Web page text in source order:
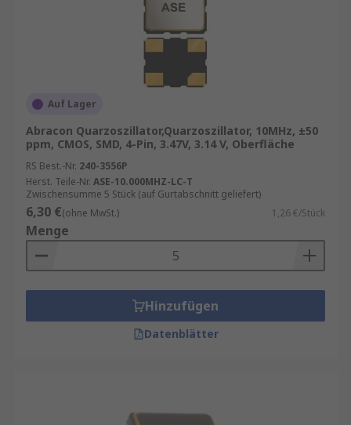
Auf Lager
Abracon Quarzoszillator,Quarzoszillator, 10MHz, ±50
ppm, CMOS, SMD, 4-Pin, 3.47V, 3.14 V, Oberfläche
RS Best.-Nr. 240-3556P
Herst. Teile-Nr. ASE-10.000MHZ-LC-T
Zwischensumme 5 Stück (auf Gurtabschnitt geliefert)
6,30 €(ohne MwSt.) 1,26 €/Stück
Menge
Hinzufügen
Datenblätter